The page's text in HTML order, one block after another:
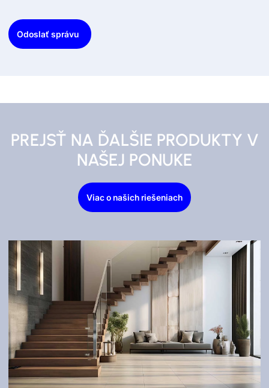
Odoslať správu
PREJSŤ NA ĎALŠIE PRODUKTY V
NAŠEJ PONUKE
Viac o našich riešeniach